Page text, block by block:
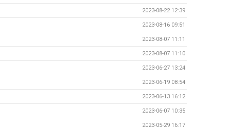
2023-08-22 12:39
2023-08-16 09:51
2023-08-07 11:11
2023-08-07 11:10
2023-06-27 13:24
2023-06-19 08:54
2023-06-13 16:12
2023-06-07 10:35
2023-05-29 16:17